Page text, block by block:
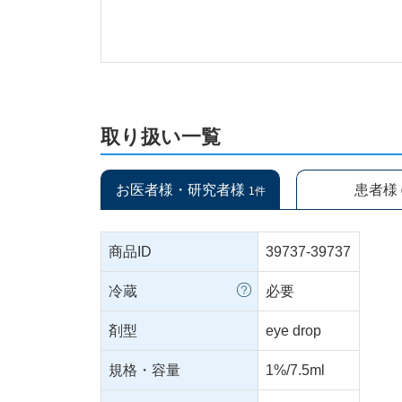
取り扱い一覧
お医者様・研究者様 1件 患者様
商品ID 39737-39737
冷蔵 必要
剤型 eye drop
規格・容量 1%/7.5ml